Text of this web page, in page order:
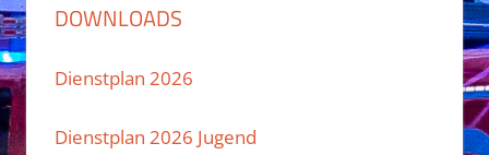
DOWNLOADS
Dienstplan 2026
Dienstplan 2026 Jugend